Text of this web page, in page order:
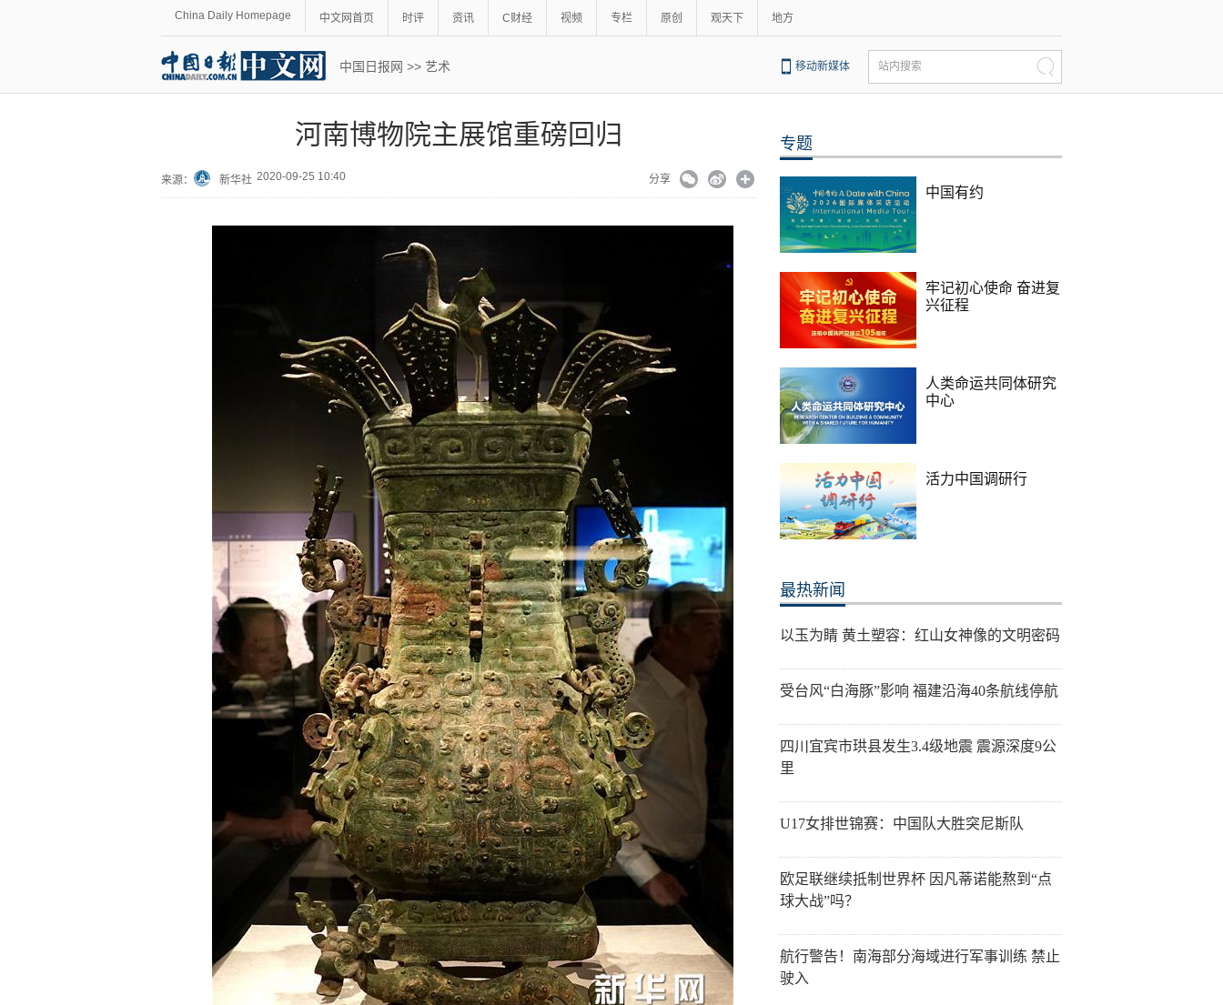
China Daily Homepage 中文网首页 时评 资讯 C财经 视频 专栏 原创 观天下 地方
中国日报网 >> 艺术 移动新媒体 站内搜索
河南博物院主展馆重磅回归
来源： 新华社 2020-09-25 10:40 分享
专题
中国有约
牢记初心使命 奋进复
兴征程
人类命运共同体研究
中心
活力中国调研行
最热新闻
以玉为睛 黄土塑容：红山女神像的文明密码
受台风“白海豚”影响 福建沿海40条航线停航
四川宜宾市珙县发生3.4级地震 震源深度9公
里
U17女排世锦赛：中国队大胜突尼斯队
欧足联继续抵制世界杯 因凡蒂诺能熬到“点
球大战”吗？
航行警告！南海部分海域进行军事训练 禁止
驶入